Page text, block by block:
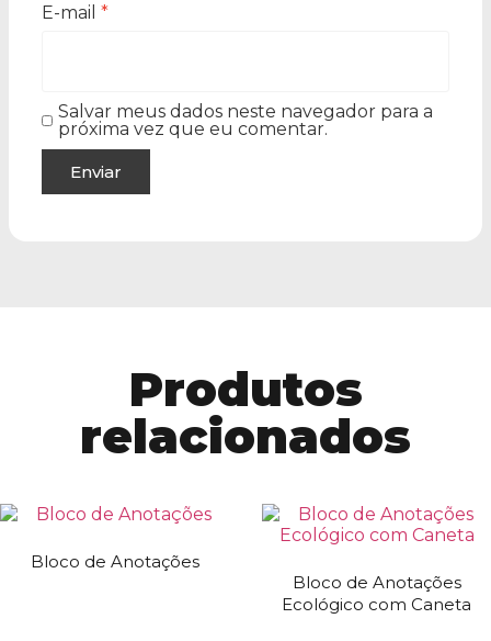
E-mail *
Salvar meus dados neste navegador para a
próxima vez que eu comentar.
Produtos
relacionados
Bloco de Anotações
Bloco de Anotações
Ecológico com Caneta